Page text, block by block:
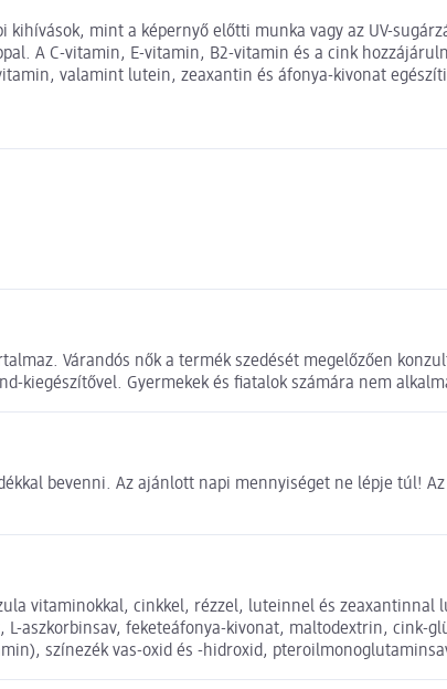
kihívások, mint a képernyő előtti munka vagy az UV-
A C-vitamin, E-vitamin, B2-vitamin és a cink
valamint lutein, zeaxantin és áfonya-kivonat
Várandós nők a termék szedését megelőzően
kiegészítővel. Gyermekek és fiatalok számára nem
bevenni. Az ajánlott napi mennyiséget ne lépje túl!
vitaminokkal, cinkkel, rézzel, luteinnel és
aszkorbinsav, feketeáfonya-kivonat, maltodextrin,
színezék vas-oxid és -hidroxid,